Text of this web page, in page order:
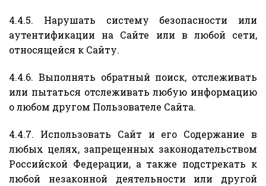
4.4.5. Нарушать систему безопасности или
аутентификации на Сайте или в любой сети,
относящейся к Сайту.
4.4.6. Выполнять обратный поиск, отслеживать
или пытаться отслеживать любую информацию
о любом другом Пользователе Сайта.
4.4.7. Использовать Сайт и его Содержание в
любых целях, запрещенных законодательством
Российской Федерации, а также подстрекать к
любой незаконной деятельности или другой